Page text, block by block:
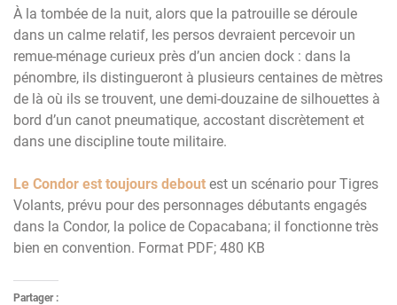
À la tombée de la nuit, alors que la patrouille se déroule
dans un calme relatif, les persos devraient percevoir un
remue-ménage curieux près d’un ancien dock : dans la
pénombre, ils distingueront à plusieurs centaines de mètres
de là où ils se trouvent, une demi-douzaine de silhouettes à
bord d’un canot pneumatique, accostant discrètement et
dans une discipline toute militaire.
Le Condor est toujours debout est un scénario pour Tigres
Volants, prévu pour des personnages débutants engagés
dans la Condor, la police de Copacabana; il fonctionne très
bien en convention. Format PDF; 480 KB
Partager :